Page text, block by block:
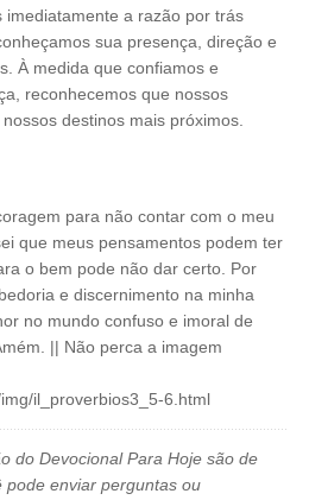
imediatamente a razão por trás
sua presença, direção e
À medida que confiamos e
reconhecemos que nossos
destinos mais próximos.
para não contar com o meu
que meus pensamentos podem ter
o bem pode não dar certo. Por
e discernimento na minha
no mundo confuso e imoral de
|| Não perca a imagem
il_proverbios3_5-6.html
do Devocional Para Hoje são de
pode enviar perguntas ou